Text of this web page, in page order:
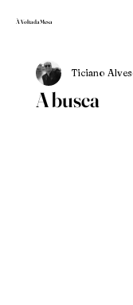
À Volta da Mesa
A busca
Ticiano Alves